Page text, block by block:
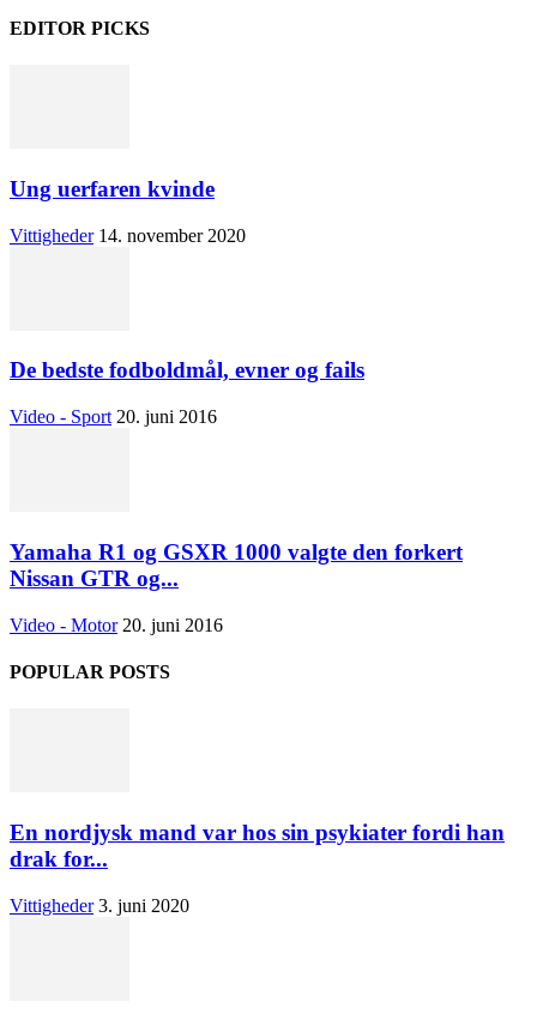
EDITOR PICKS
Ung uerfaren kvinde
Vittigheder 14. november 2020
De bedste fodboldmål, evner og fails
Video - Sport 20. juni 2016
Yamaha R1 og GSXR 1000 valgte den forkert
Nissan GTR og...
Video - Motor 20. juni 2016
POPULAR POSTS
En nordjysk mand var hos sin psykiater fordi han
drak for...
Vittigheder 3. juni 2020